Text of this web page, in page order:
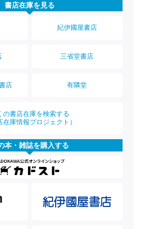
書店在庫を見る
紀伊國屋書店
三省堂書店
店 有隣堂
の書店在庫を検索する
在庫情報プロジェクト）
本・雑誌を購入する